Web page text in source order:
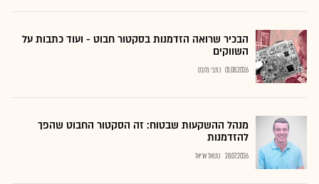
הבכיר שרואה הזדמנות בסקטור חבוט - ועוד כתבות על
השווקים
01.08.2026 כתבי גלובס
מנהל ההשקעות שבטוח: זה הסקטור החבוט שהפך
להזדמנות
28.07.2026 נתנאל אריאל